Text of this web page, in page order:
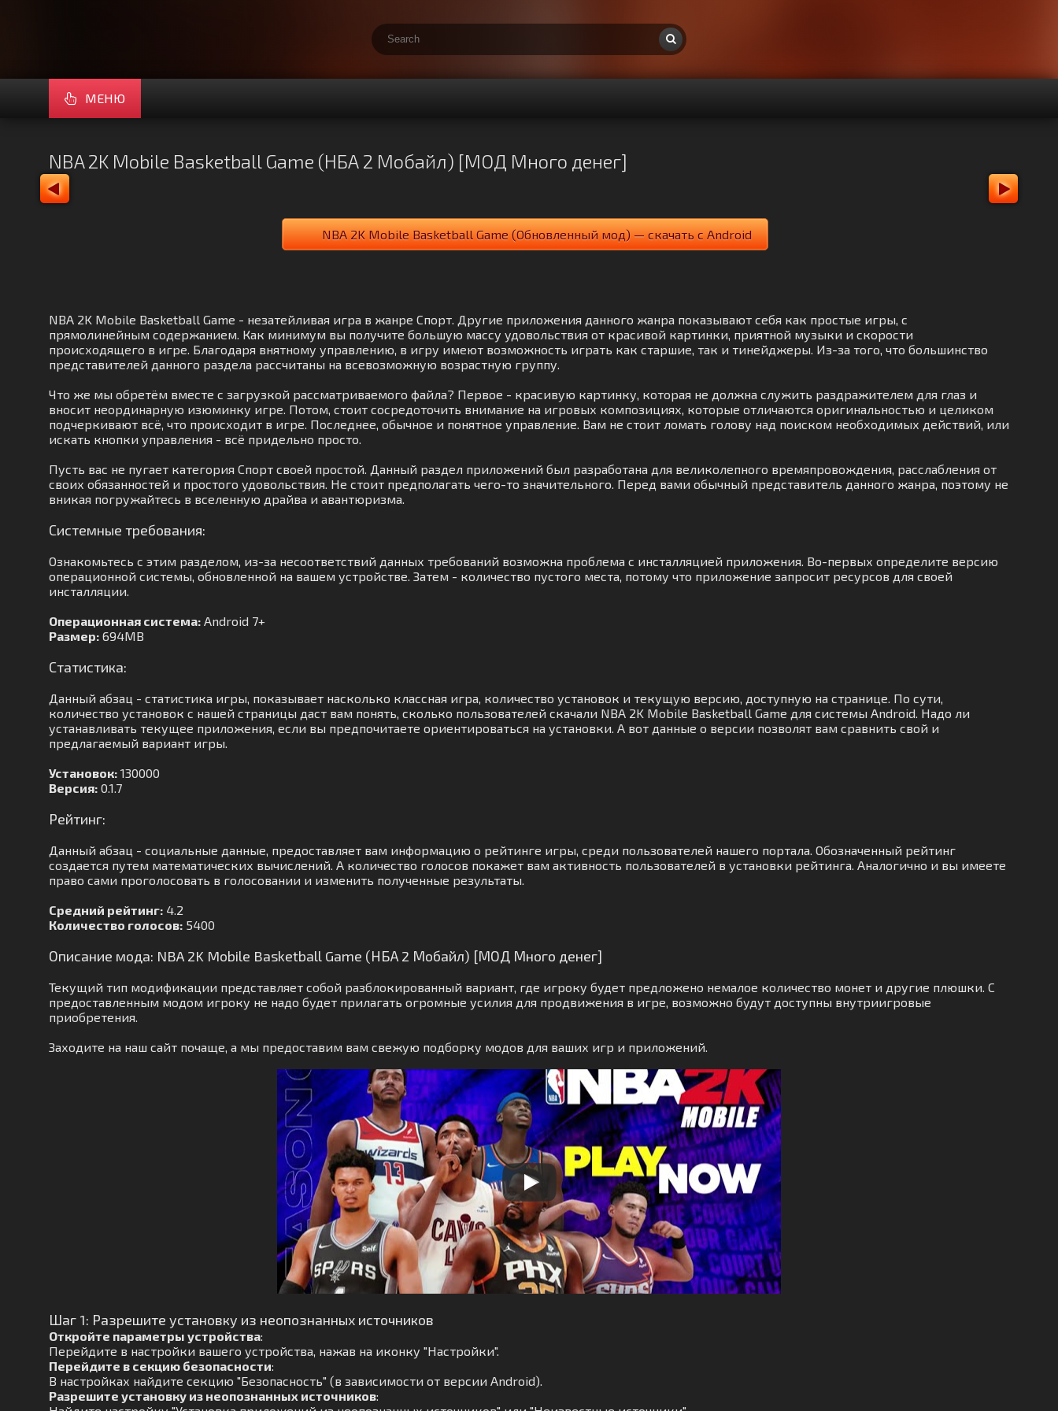
МЕНЮ
NBA 2K Mobile Basketball Game (НБА 2 Мобайл) [МОД Много денег]
NBA 2K Mobile Basketball Game (Обновленный мод) — скачать с Android
NBA 2K Mobile Basketball Game - незатейливая игра в жанре Спорт. Другие приложения данного жанра показывают себя как простые игры, с
прямолинейным содержанием. Как минимум вы получите большую массу удовольствия от красивой картинки, приятной музыки и скорости
происходящего в игре. Благодаря внятному управлению, в игру имеют возможность играть как старшие, так и тинейджеры. Из-за того, что большинство
представителей данного раздела рассчитаны на всевозможную возрастную группу.
Что же мы обретём вместе с загрузкой рассматриваемого файла? Первое - красивую картинку, которая не должна служить раздражителем для глаз и
вносит неординарную изюминку игре. Потом, стоит сосредоточить внимание на игровых композициях, которые отличаются оригинальностью и целиком
подчеркивают всё, что происходит в игре. Последнее, обычное и понятное управление. Вам не стоит ломать голову над поиском необходимых действий, или
искать кнопки управления - всё придельно просто.
Пусть вас не пугает категория Спорт своей простой. Данный раздел приложений был разработана для великолепного времяпровождения, расслабления от
своих обязанностей и простого удовольствия. Не стоит предполагать чего-то значительного. Перед вами обычный представитель данного жанра, поэтому не
вникая погружайтесь в вселенную драйва и авантюризма.
Системные требования:
Ознакомьтесь с этим разделом, из-за несоответствий данных требований возможна проблема с инсталляцией приложения. Во-первых определите версию
операционной системы, обновленной на вашем устройстве. Затем - количество пустого места, потому что приложение запросит ресурсов для своей
инсталляции.
Операционная система: Android 7+
Размер: 694MB
Статистика:
Данный абзац - статистика игры, показывает насколько классная игра, количество установок и текущую версию, доступную на странице. По сути,
количество установок с нашей страницы даст вам понять, сколько пользователей скачали NBA 2K Mobile Basketball Game для системы Android. Надо ли
устанавливать текущее приложения, если вы предпочитаете ориентироваться на установки. А вот данные о версии позволят вам сравнить свой и
предлагаемый вариант игры.
Установок: 130000
Версия: 0.1.7
Рейтинг:
Данный абзац - социальные данные, предоставляет вам информацию о рейтинге игры, среди пользователей нашего портала. Обозначенный рейтинг
создается путем математических вычислений. А количество голосов покажет вам активность пользователей в установки рейтинга. Аналогично и вы имеете
право сами проголосовать в голосовании и изменить полученные результаты.
Средний рейтинг: 4.2
Количество голосов: 5400
Описание мода: NBA 2K Mobile Basketball Game (НБА 2 Мобайл) [МОД Много денег]
Текущий тип модификации представляет собой разблокированный вариант, где игроку будет предложено немалое количество монет и другие плюшки. С
предоставленным модом игроку не надо будет прилагать огромные усилия для продвижения в игре, возможно будут доступны внутриигровые
приобретения.
Заходите на наш сайт почаще, а мы предоставим вам свежую подборку модов для ваших игр и приложений.
Шаг 1: Разрешите установку из неопознанных источников
Откройте параметры устройства:
Перейдите в настройки вашего устройства, нажав на иконку "Настройки".
Перейдите в секцию безопасности:
В настройках найдите секцию "Безопасность" (в зависимости от версии Android).
Разрешите установку из неопознанных источников: